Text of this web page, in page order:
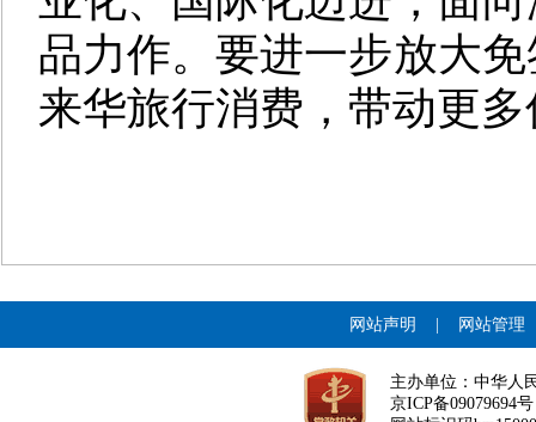
品力作。要进一步放大
来华旅行消费，带动更